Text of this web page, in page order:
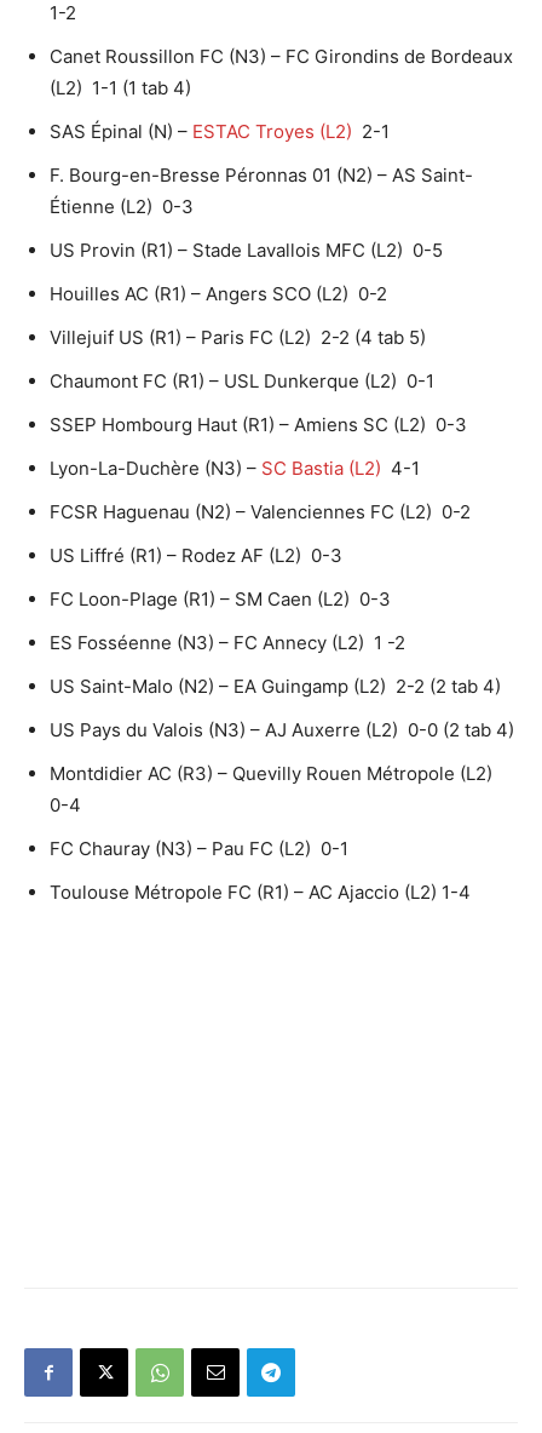
1-2
Canet Roussillon FC (N3) – FC Girondins de Bordeaux
(L2) 1-1 (1 tab 4)
SAS Épinal (N) – ESTAC Troyes (L2) 2-1
F. Bourg-en-Bresse Péronnas 01 (N2) – AS Saint-
Étienne (L2) 0-3
US Provin (R1) – Stade Lavallois MFC (L2) 0-5
Houilles AC (R1) – Angers SCO (L2) 0-2
Villejuif US (R1) – Paris FC (L2) 2-2 (4 tab 5)
Chaumont FC (R1) – USL Dunkerque (L2) 0-1
SSEP Hombourg Haut (R1) – Amiens SC (L2) 0-3
Lyon-La-Duchère (N3) – SC Bastia (L2) 4-1
FCSR Haguenau (N2) – Valenciennes FC (L2) 0-2
US Liffré (R1) – Rodez AF (L2) 0-3
FC Loon-Plage (R1) – SM Caen (L2) 0-3
ES Fosséenne (N3) – FC Annecy (L2) 1 -2
US Saint-Malo (N2) – EA Guingamp (L2) 2-2 (2 tab 4)
US Pays du Valois (N3) – AJ Auxerre (L2) 0-0 (2 tab 4)
Montdidier AC (R3) – Quevilly Rouen Métropole (L2)
0-4
FC Chauray (N3) – Pau FC (L2) 0-1
Toulouse Métropole FC (R1) – AC Ajaccio (L2) 1-4